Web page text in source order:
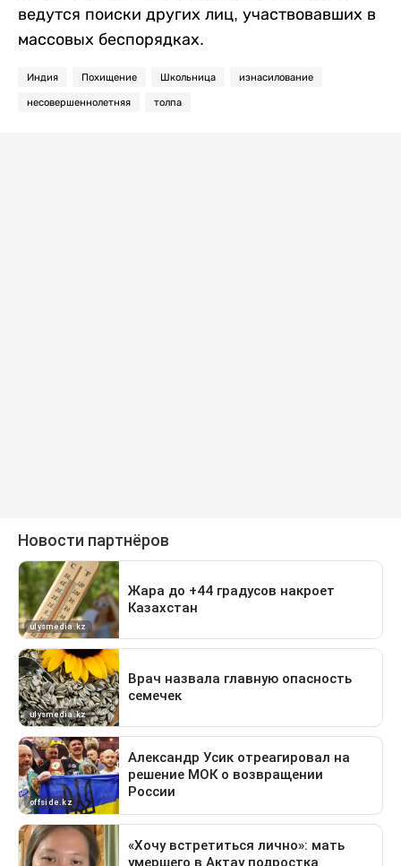
ведутся поиски других лиц, участвовавших в
массовых беспорядках.
Индия Похищение Школьница изнасилование
несовершеннолетняя толпа